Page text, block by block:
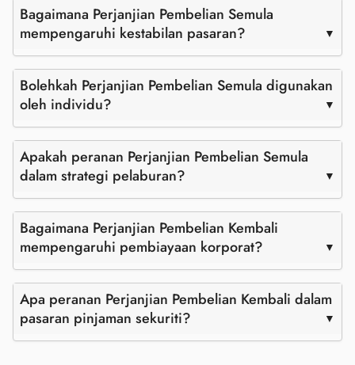
Bagaimana Perjanjian Pembelian Semula
mempengaruhi kestabilan pasaran?
Bolehkah Perjanjian Pembelian Semula digunakan
oleh individu?
Apakah peranan Perjanjian Pembelian Semula
dalam strategi pelaburan?
Bagaimana Perjanjian Pembelian Kembali
mempengaruhi pembiayaan korporat?
Apa peranan Perjanjian Pembelian Kembali dalam
pasaran pinjaman sekuriti?